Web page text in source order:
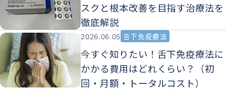
スクと根本改善を目指す治療法を
徹底解説
2026.06.05 舌下免疫療法
今すぐ知りたい！舌下免疫療法に
かかる費用はどれくらい？（初
回・月額・トータルコスト）